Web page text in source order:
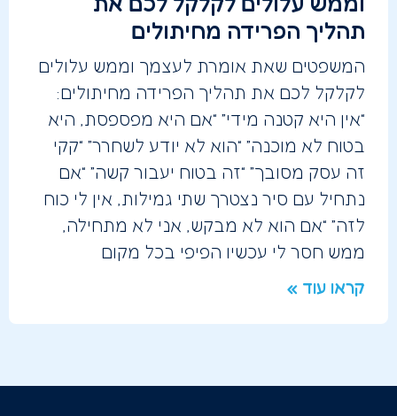
תהליך הפרידה מחיתולים
המשפטים שאת אומרת לעצמך וממש עלולים
לקלקל לכם את תהליך הפרידה מחיתולים:
“אין היא קטנה מידי” “אם היא מפספסת, היא
בטוח לא מוכנה” “הוא לא יודע לשחרר” “קקי
זה עסק מסובך” “זה בטוח יעבור קשה” “אם
נתחיל עם סיר נצטרך שתי גמילות, אין לי כוח
לזה” “אם הוא לא מבקש, אני לא מתחילה,
ממש חסר לי עכשיו הפיפי בכל מקום
קראו עוד »